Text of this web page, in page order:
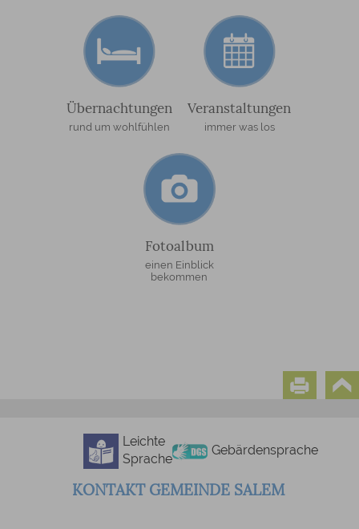
Übernachtungen
rund um wohlfühlen
Veranstaltungen
immer was los
Fotoalbum
einen Einblick
bekommen
Leichte
Sprache
Gebärdensprache
KONTAKT GEMEINDE SALEM